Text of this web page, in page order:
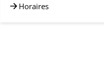
Horaires